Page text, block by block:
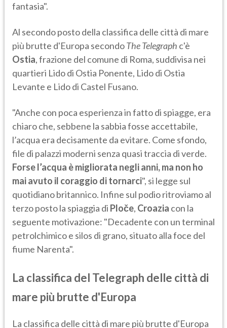
fantasia".
Al secondo posto della classifica delle città di mare
più brutte d'Europa secondoThe Telegraph c'è
Ostia, frazione del comune di Roma, suddivisa nei
quartieri Lido di Ostia Ponente, Lido di Ostia
Levante e Lido di Castel Fusano.
"Anche con poca esperienza in fatto di spiagge, era
chiaro che, sebbene la sabbia fosse accettabile,
l’acqua era decisamente da evitare. Come sfondo,
file di palazzi moderni senza quasi traccia di verde.
Forse l’acqua è migliorata negli anni, ma non ho
mai avuto il coraggio di tornarci", si legge sul
quotidiano britannico. Infine sul podio ritroviamo al
terzo posto la spiaggia di Ploče, Croazia con la
seguente motivazione: "Decadente con un terminal
petrolchimico e silos di grano, situato alla foce del
fiume Narenta".
La classifica del Telegraph delle città di
mare più brutte d'Europa
La classifica delle città di mare più brutte d'Europa